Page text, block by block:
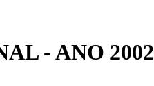
- ANO 2002